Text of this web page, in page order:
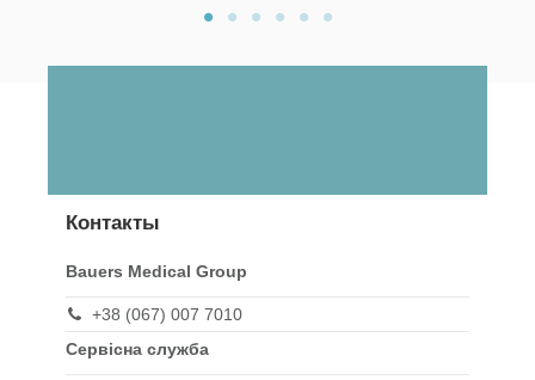
Контакты
Bauers Medical Group
+38 (067) 007 7010
Сервісна служба